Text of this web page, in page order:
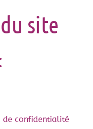
site
de confidentialité